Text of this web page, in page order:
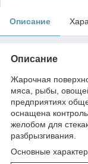
Описание
Описание
Жарочная
мяса, рыбы,
предприятиях
оснащена
желобом для
разбрызгивания.
Основные